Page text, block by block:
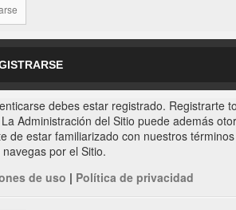
debes estar registrado. Registrarte
Administración del Sitio puede además
de estar familiarizado con nuestros
por el Sitio.
de uso | Política de privacidad